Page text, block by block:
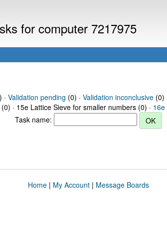
for computer 7217975
Validation pending (0) · Validation inconclusive(0)
(0) · 15e Lattice Sieve for smaller numbers (0) ·
Task name:
Home| My Account| Message Boards